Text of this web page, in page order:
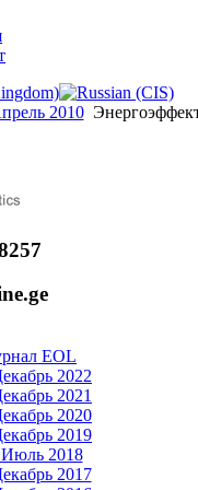
2010
EOL
2022
2021
2020
2019
2018
2017